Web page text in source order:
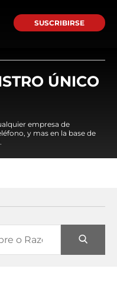
SUSCRIBIRSE
ÚNICO
empresa de
y mas en la base de